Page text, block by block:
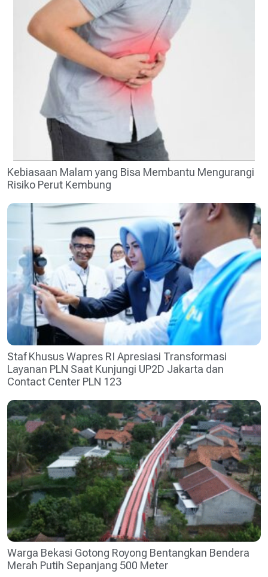
Kebiasaan Malam yang Bisa Membantu Mengurangi
Risiko Perut Kembung
Staf Khusus Wapres RI Apresiasi Transformasi
Layanan PLN Saat Kunjungi UP2D Jakarta dan
Contact Center PLN 123
Warga Bekasi Gotong Royong Bentangkan Bendera
Merah Putih Sepanjang 500 Meter